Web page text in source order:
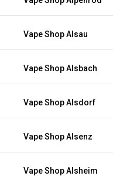
Vape Shop Alsau
Vape Shop Alsbach
Vape Shop Alsdorf
Vape Shop Alsenz
Vape Shop Alsheim